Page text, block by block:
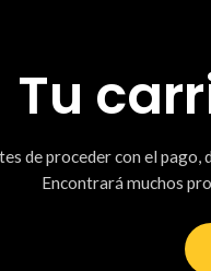
Tu
de proceder con el
Encontrará muchos